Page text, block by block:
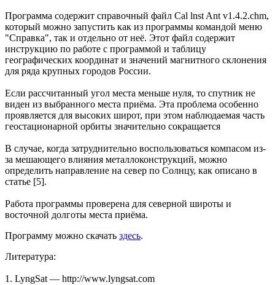
Программа содержит справочный файл Cal lnst Ant v1.4.2.chm,
который можно запустить как из программы командой меню
"Справка", так и отдельно от неё. Этот файл содержит
инструкцию по работе с программой и таблицу
географических координат и значений магнитного склонения
для ряда крупных городов России.
Если рассчитанный угол места меньше нуля, то спутник не
виден из выбранного места приёма. Эта проблема особенно
проявляется для высоких широт, при этом наблюдаемая часть
геостационарной орбиты значительно сокращается
В случае, когда затруднительно воспользоваться компасом из-
за мешающего влияния металлоконструкций, можно
определить направление на север по Солнцу, как описано в
статье [5].
Работа программы проверена для северной широты и
восточной долготы места приёма.
Программу можно скачать здесь.
Литература:
1. LyngSat — http://www.lyngsat.com